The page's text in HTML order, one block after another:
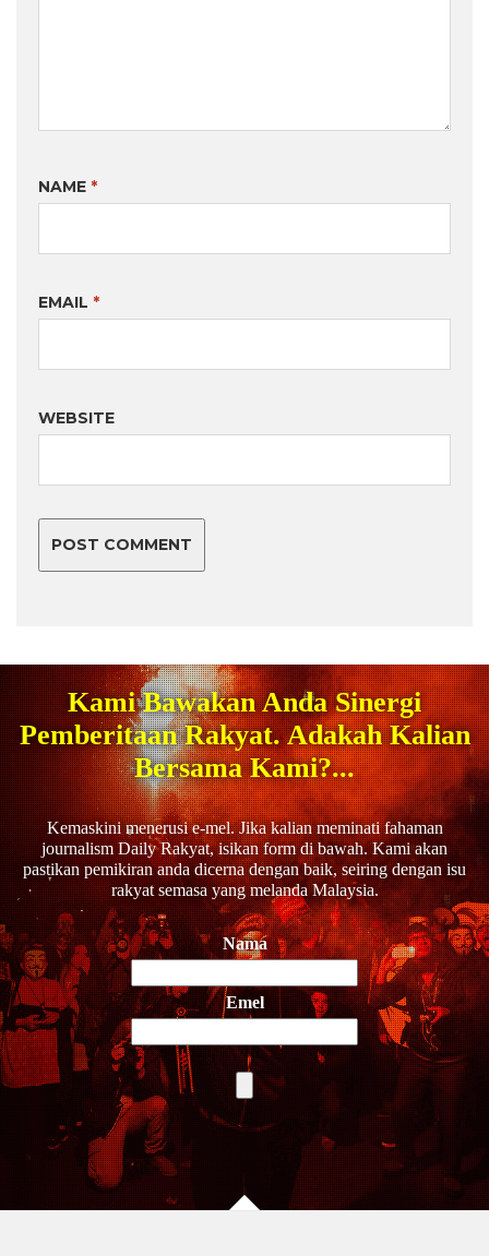
NAME *
EMAIL *
WEBSITE
Kami Bawakan Anda Sinergi
Pemberitaan Rakyat. Adakah Kalian
Bersama Kami?...
Kemaskini menerusi e-mel. Jika kalian meminati fahaman
journalism Daily Rakyat, isikan form di bawah. Kami akan
pastikan pemikiran anda dicerna dengan baik, seiring dengan isu
rakyat semasa yang melanda Malaysia.
Nama
Emel